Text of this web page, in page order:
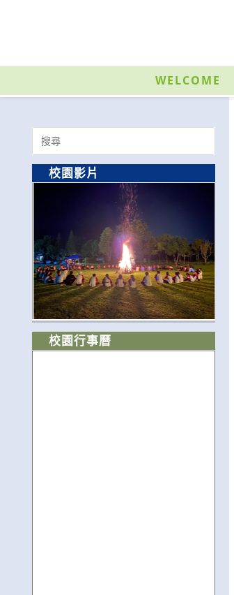
內
WELCOME
Search
for:
校園影片
校園行事曆